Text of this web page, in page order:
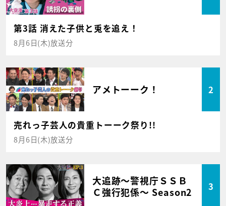
第3話 消えた子供と兎を追え！
8月6日(木)放送分
アメトーーク！ 2
売れっ子芸人の貴重トーーク祭り!!
8月6日(木)放送分
大追跡～警視庁ＳＳＢ
Ｃ強行犯係～ Season2
3